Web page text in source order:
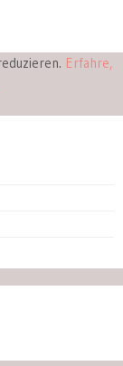
Erfahre,